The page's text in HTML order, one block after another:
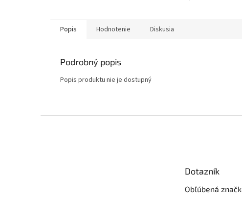
Popis Hodnotenie Diskusia
Podrobný popis
Popis produktu nie je dostupný
Dotazník
Obľúbená